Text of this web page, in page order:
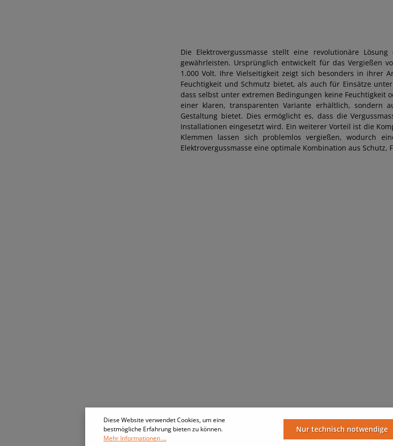
Die Elektrovergussmasse stellt eine revolutionäre
gewährleisten. Ursprünglich entwickelt für das Vergießen
1.000 Volt. Ihre Vielseitigkeit zeigt sich besonders in ihrer
Feuchtigkeit und Schmutz bietet, als auch für Einsätze
dass selbst unter extremen Bedingungen keine
einer klaren, transparenten Variante erhältlich, sondern
Gestaltung bietet. Dies ermöglicht es, dass die
Installationen eingesetzt wird. Ein weiterer Vorteil ist die
Klemmen lassen sich problemlos vergießen, wodurch
Elektrovergussmasse eine optimale Kombination aus
Diese Website verwendet Cookies, um eine
bestmögliche Erfahrung bieten zu können.
Mehr Informationen ...
Nur technisch notwendige